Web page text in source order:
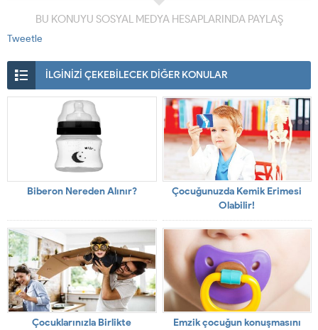
BU KONUYU SOSYAL MEDYA HESAPLARINDA PAYLAŞ
Tweetle
İLGİNİZİ ÇEKEBİLECEK DİĞER KONULAR
Biberon Nereden Alınır?
Çocuğunuzda Kemik Erimesi
Olabilir!
Çocuklarınızla Birlikte
Emzik çocuğun konuşmasını